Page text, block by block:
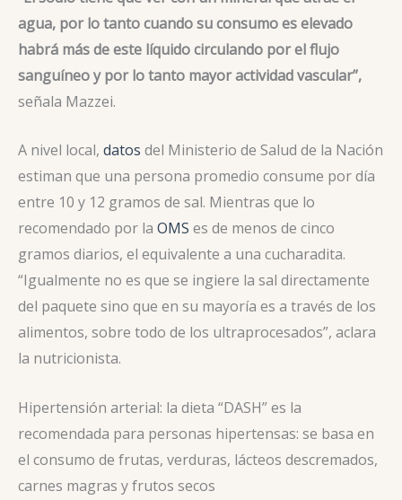
agua, por lo tanto cuando su consumo es elevado
habrá más de este líquido circulando por el flujo
sanguíneo y por lo tanto mayor actividad vascular”,
señala Mazzei.
A nivel local, datos del Ministerio de Salud de la Nación
estiman que una persona promedio consume por día
entre 10 y 12 gramos de sal. Mientras que lo
recomendado por la OMS es de menos de cinco
gramos diarios, el equivalente a una cucharadita.
“Igualmente no es que se ingiere la sal directamente
del paquete sino que en su mayoría es a través de los
alimentos, sobre todo de los ultraprocesados”, aclara
la nutricionista.
Hipertensión arterial: la dieta “DASH” es la
recomendada para personas hipertensas: se basa en
el consumo de frutas, verduras, lácteos descremados,
carnes magras y frutos secos